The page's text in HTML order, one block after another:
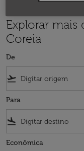
Explorar mais
Coreia
De
flight_takeoff
Para
flight_land
Econômica